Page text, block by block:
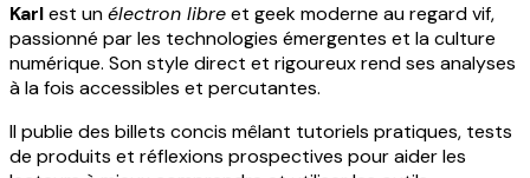
Karlest unélectron libreet geek moderne au regard vif,
passionné par les technologies émergentes et la culture
numérique. Son style direct et rigoureux rend ses analyses
à la fois accessibles et percutantes.
Il publie des billets concis mêlant tutoriels pratiques, tests
de produits et réflexions prospectives pour aider les